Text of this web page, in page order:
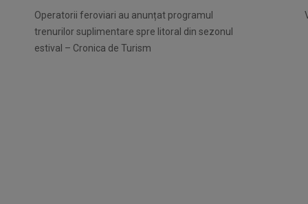
Operatorii feroviari au anunțat programul
trenurilor suplimentare spre litoral din sezonul
estival – Cronica de Turism